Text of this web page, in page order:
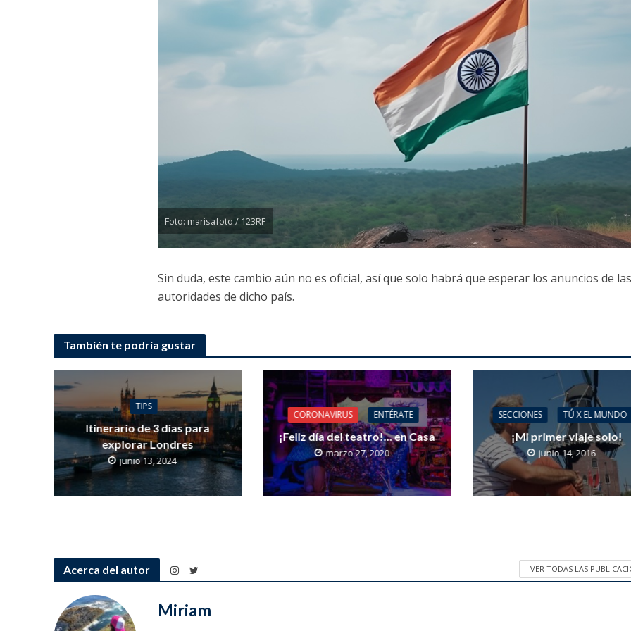
Foto: marisafoto / 123RF
Sin duda, este cambio aún no es oficial, así que solo habrá que esperar los anuncios de
autoridades de dicho país.
También te podría gustar
TIPS
Itinerario de 3 días para
explorar Londres
junio 13, 2024
CORONAVIRUS ENTÉRATE
¡Feliz día del teatro!… en Casa
marzo 27, 2020
SECCIONES TÚ X EL MUNDO
¡Mi primer viaje solo!
junio 14, 2016
Acerca del autor VER TODAS LAS
Miriam